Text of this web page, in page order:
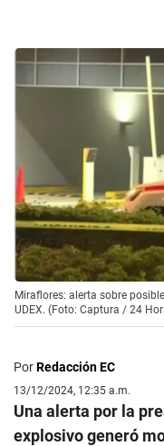
Miraflores: alerta sobre
UDEX. (Foto: Captura / 24
PorRedacción EC
13/12/2024, 12:35 a.m.
Una alerta por la
explosivo generó